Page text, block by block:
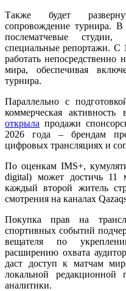
Также будет
сопровождение турнира.
послематчевые
специальные репортажи. С
работать непосредственно
мира, обеспечивая
турнира.
Параллельно с
коммерческая
открыла продажи
2026 года – брендам
цифровых трансляциях и
По оценкам IMS+,
digital) может достичь 11
каждый второй житель
смотрения на каналах
Покупка прав на
спортивных событий
вещателя по
расширению охвата
даст доступ к матчам
локальной
аналитики.